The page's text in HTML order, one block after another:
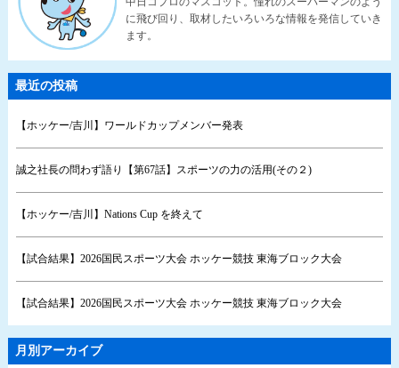
に飛び回り、取材したいろいろな情報を発信していき
ます。
最近の投稿
【ホッケー/吉川】ワールドカップメンバー発表
誠之社長の問わず語り【第67話】スポーツの力の活用(その２)
【ホッケー/吉川】Nations Cup を終えて
【試合結果】2026国民スポーツ大会 ホッケー競技 東海ブロック大会
【試合結果】2026国民スポーツ大会 ホッケー競技 東海ブロック大会
月別アーカイブ